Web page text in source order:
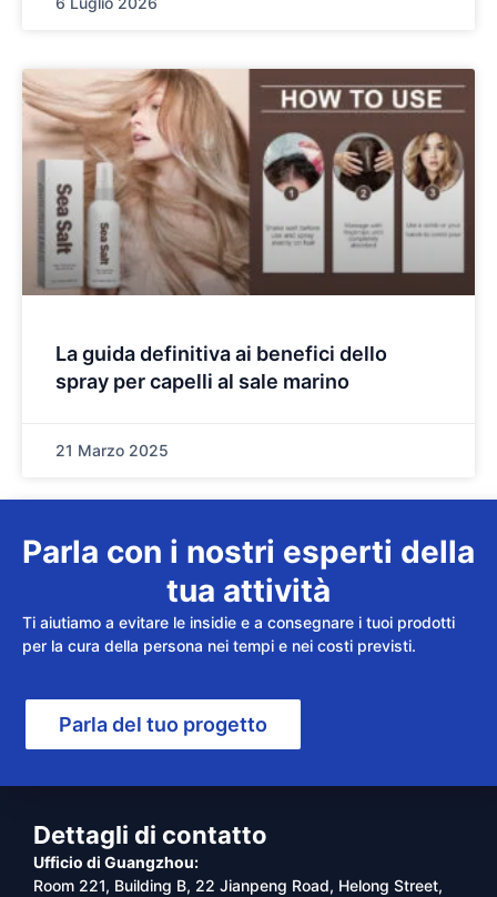
La guida definitiva ai benefici dello
spray per capelli al sale marino
21 Marzo 2025
Parla con i nostri esperti della
tua attività
Ti aiutiamo a evitare le insidie e a consegnare i tuoi prodotti
per la cura della persona nei tempi e nei costi previsti.
Parla del tuo progetto
Dettagli di contatto
Ufficio di Guangzhou:
Room 221, Building B, 22 Jianpeng Road, Helong Street,